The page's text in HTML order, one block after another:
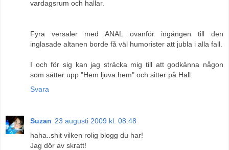
vardagsrum och hallar.
Fyra versaler med ANAL ovanför ingången till den
inglasade altanen borde få väl humorister att jubla i alla fall.
I och för sig kan jag sträcka mig till att godkänna någon
som sätter upp "Hem ljuva hem" och sitter på Hall.
Svara
Suzan 23 augusti 2009 kl. 08:48
haha..shit vilken rolig blogg du har!
Jag dör av skratt!